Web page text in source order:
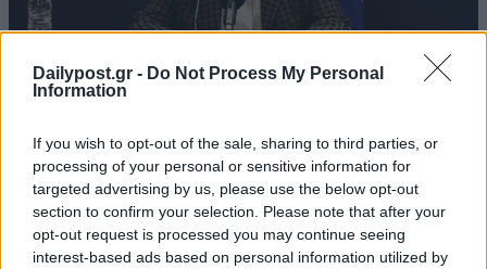
Dailypost.gr - Do Not Process My Personal
Information
If you wish to opt-out of the sale, sharing to third parties, or
processing of your personal or sensitive information for
targeted advertising by us, please use the below opt-out
section to confirm your selection. Please note that after your
opt-out request is processed you may continue seeing
interest-based ads based on personal information utilized by
Τρίτη δόση μόνο στους εφήβους και τα
παιδιά που είναι ανοσοκατασταλμένοι
10/01/2022